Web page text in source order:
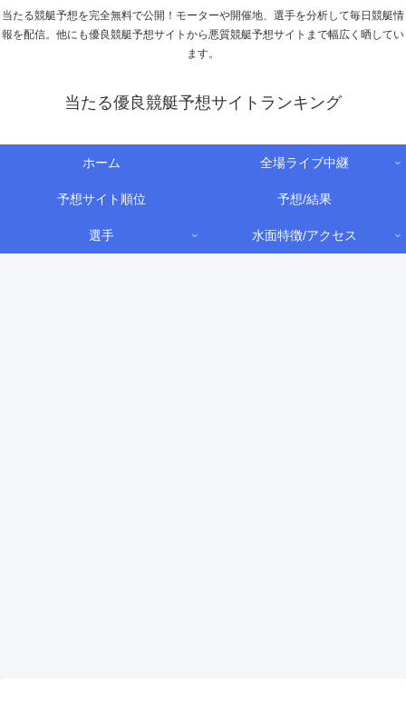
当たる競艇予想を完全無料で公開！モーターや開催地、選手を分析して毎日競艇情
報を配信。他にも優良競艇予想サイトから悪質競艇予想サイトまで幅広く晒してい
ます。
当たる優良競艇予想サイトランキング
ホーム 全場ライブ中継
予想サイト順位 予想/結果
選手 水面特徴/アクセス